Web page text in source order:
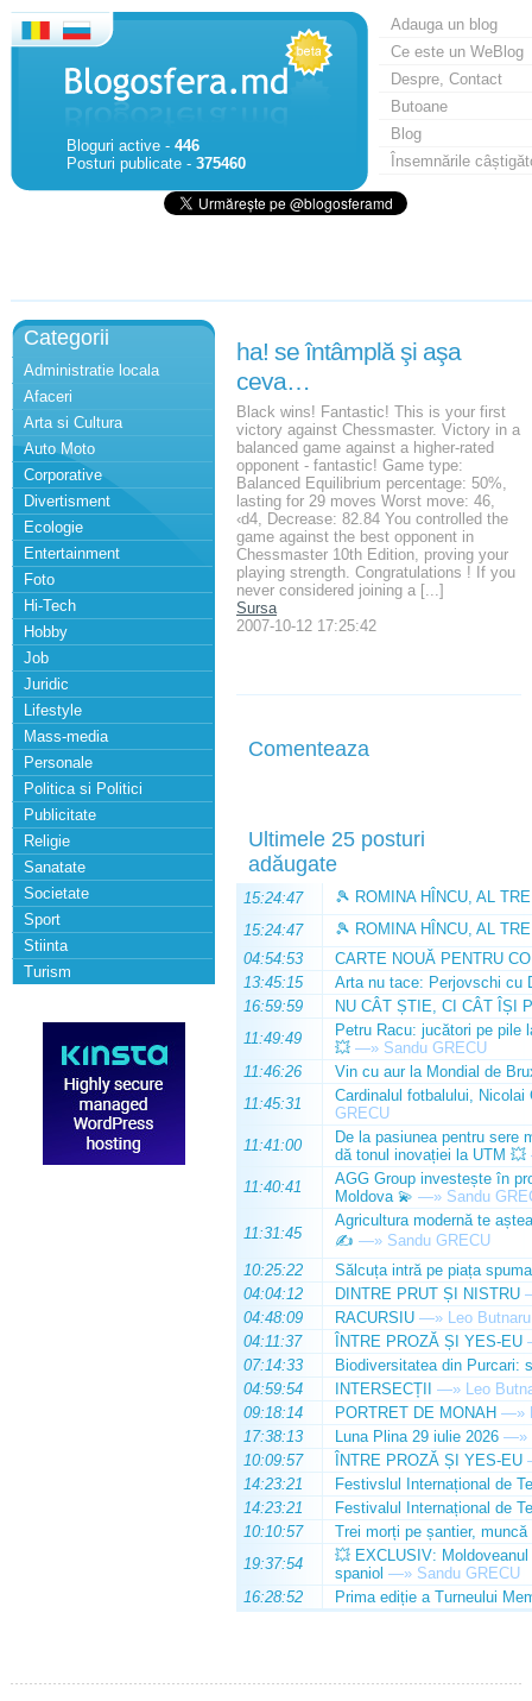
Bloguri active - 446
Posturi publicate - 375460
Adauga un blog
Ce este un WeBlog
Despre, Contact
Butoane
Blog
Însemnările
Categorii
Administratie locala
Afaceri
Arta si Cultura
Auto Moto
Corporative
Divertisment
Ecologie
Entertainment
Foto
Hi-Tech
Hobby
Job
Juridic
Lifestyle
Mass-media
Personale
Politica si Politici
Publicitate
Religie
Sanatate
Societate
Sport
Stiinta
Turism
ha! se întâmplă şi aşa
ceva…
Black wins! Fantastic! This is your first
victory against Chessmaster. Victory in a
balanced game against a higher-rated
opponent - fantastic! Game type:
Balanced Equilibrium percentage: 50%,
lasting for 29 moves Worst move: 46,
‹d4, Decrease: 82.84 You controlled the
game against the best opponent in
Chessmaster 10th Edition, proving your
playing strength. Congratulations ! If you
never considered joining a [...]
Sursa
2007-10-12 17:25:42
Comenteaza
Ultimele 25 posturi
adăugate
15:24:47
🎾 ROMINA HÎNCU, AL
15:24:47
🎾 ROMINA HÎNCU, AL
04:54:53
CARTE NOUĂ PENTRU
13:45:15
Arta nu tace: Perjovschi cu
16:59:59
NU CÂT ȘTIE, CI CÂT ÎȘI
11:49:49
Petru Racu: jucători pe pile
💥 —» Sandu GRECU
11:46:26
Vin cu aur la Mondial de
11:45:31
Cardinalul fotbalului,
GRECU
11:41:00
De la pasiunea pentru sere
dă tonul inovației la UTM 💥
11:40:41
AGG Group investește în
Moldova 💫 —» Sandu
11:31:45
Agricultura modernă te
✍️ —» Sandu GRECU
10:25:22
Sălcuța intră pe piața
04:04:12
DINTRE PRUT ȘI NISTRU
04:48:09
RACURSIU —» Leo Butnaru
04:11:37
ÎNTRE PROZĂ ȘI YES-EU
07:14:33
Biodiversitatea din Purcari:
04:59:54
INTERSECȚII —» Leo
09:18:14
PORTRET DE MONAH —»
17:38:13
Luna Plina 29 iulie 2026 —»
10:09:57
ÎNTRE PROZĂ ȘI YES-EU
14:23:21
Festivslul Internațional de
14:23:21
Festivalul Internațional de
10:10:57
Trei morți pe șantier, muncă
19:37:54
💥 EXCLUSIV:
spaniol —» Sandu GRECU
16:28:52
Prima ediție a Turneului